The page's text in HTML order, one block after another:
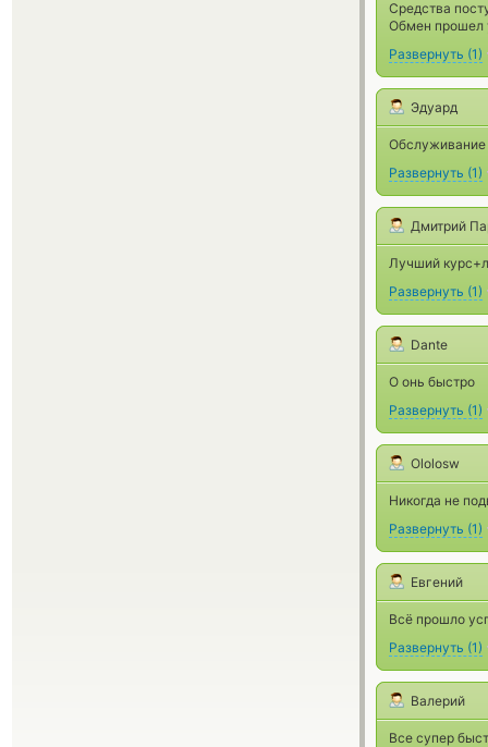
Средства
Обмен прошел
Развернуть (1)
Эдуард
Обслуживание
Развернуть (1)
Дмитрий
Лучший
Развернуть (1)
Dante
О онь быстро
Развернуть (1)
Ololosw
Никогда не
Развернуть (1)
Евгений
Всё прошло
Развернуть (1)
Валерий
Все супер